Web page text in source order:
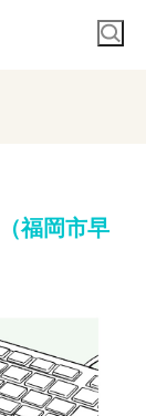
福岡市早